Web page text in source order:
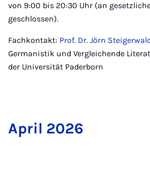
von 9:00 bis 20:30 Uhr (an
geschlossen).
Fachkontakt: Prof. Dr. Jörn
Germanistik und Vergleichende
der Universität Paderborn
April 2026